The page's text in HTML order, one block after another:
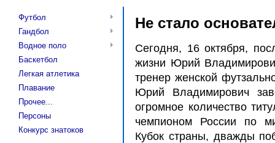
Футбол
Гандбол
Водное поло
Баскетбол
Легкая атлетика
Плавание
Прочее...
Персоны
Конкурс знатоков
Не стало
Сегодня, 16 октября,
жизни Юрий
тренер женской
Юрий Владимирович
огромное количество
чемпионом России по
Кубок страны, дважды